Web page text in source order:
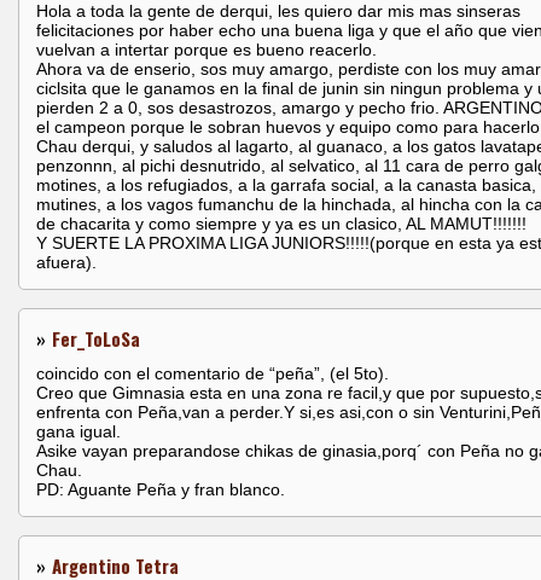
Hola a toda la gente de derqui, les quiero dar mis mas sinseras
felicitaciones por haber echo una buena liga y que el año que
vuelvan a intertar porque es bueno reacerlo.
Ahora va de enserio, sos muy amargo, perdiste con los muy
ciclsita que le ganamos en la final de junin sin ningun problema y
pierden 2 a 0, sos desastrozos, amargo y pecho frio.
el campeon porque le sobran huevos y equipo como para
Chau derqui, y saludos al lagarto, al guanaco, a los gatos
penzonnn, al pichi desnutrido, al selvatico, al 11 cara de perro
motines, a los refugiados, a la garrafa social, a la canasta basica,
mutines, a los vagos fumanchu de la hinchada, al hincha con la
de chacarita y como siempre y ya es un clasico, AL MAMUT!!!!!!!
Y SUERTE LA PROXIMA LIGA JUNIORS!!!!!(porque en esta ya
afuera).
» Fer_ToLoSa
coincido con el comentario de “peña”, (el 5to).
Creo que Gimnasia esta en una zona re facil,y que por
enfrenta con Peña,van a perder.Y si,es asi,con o sin
gana igual.
Asike vayan preparandose chikas de ginasia,porq´ con Peña no
Chau.
PD: Aguante Peña y fran blanco.
» Argentino Tetra